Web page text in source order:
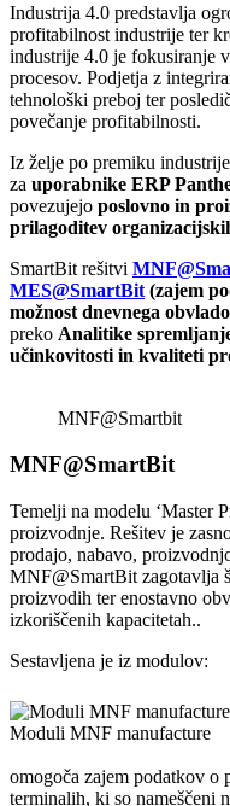
Industrija 4.0 predstavlja
profitabilnost industrije ter
industrije 4.0 je fokusiranje
procesov. Podjetja z
tehnološki preboj ter
povečanje profitabilnosti.
Iz želje po premiku
za uporabnike ERP
povezujejo poslovno in
prilagoditev
SmartBit rešitvi
MES@SmartBit (zajem
možnost dnevnega
preko Analitike
učinkovitosti in kvaliteti
MNF@Smartbit
MNF@SmartBit
Temelji na modelu ‘Master
proizvodnje. Rešitev je
prodajo, nabavo,
MNF@SmartBit zagotavlja
proizvodih ter enostavno
izkoriščenih kapacitetah..
Sestavljena je iz modulov:
Moduli MNF manufacture
omogoča zajem podatkov
terminalih, ki so nameščeni